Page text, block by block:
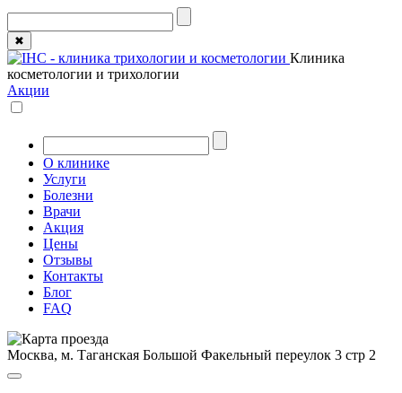
✖
Клиника
косметологии и трихологии
Акции
О клинике
Услуги
Болезни
Врачи
Акция
Цены
Отзывы
Контакты
Блог
FAQ
Москва, м. Таганская Большой Факельный переулок 3 стр 2